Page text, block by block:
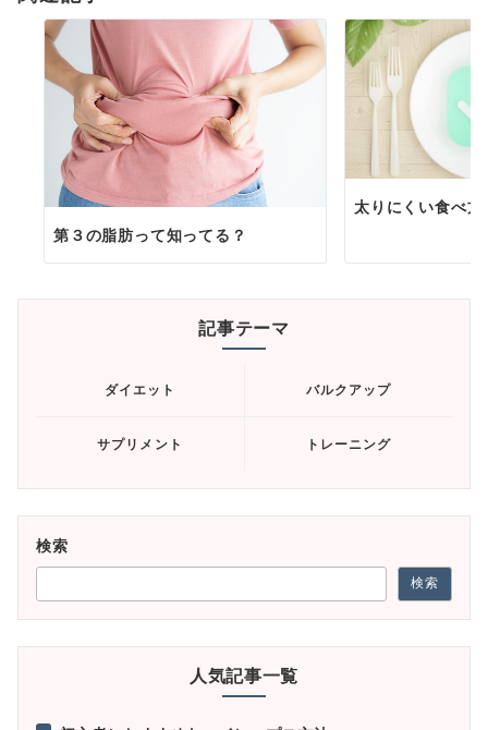
第３の脂肪って知ってる？
太りにくい食べ方
記事テーマ
ダイエット バルクアップ
サプリメント トレーニング
検索
検索
人気記事一覧